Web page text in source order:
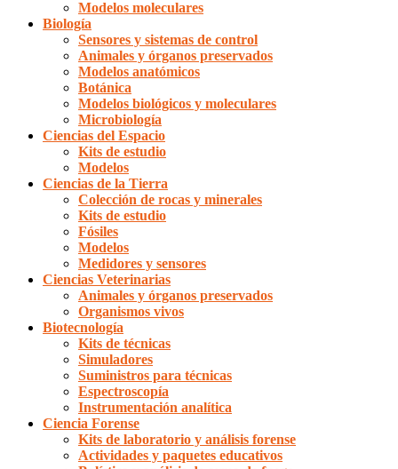
Modelos moleculares
Biología
Sensores y sistemas de control
Animales y órganos preservados
Modelos anatómicos
Botánica
Modelos biológicos y moleculares
Microbiología
Ciencias del Espacio
Kits de estudio
Modelos
Ciencias de la Tierra
Colección de rocas y minerales
Kits de estudio
Fósiles
Modelos
Medidores y sensores
Ciencias Veterinarias
Animales y órganos preservados
Organismos vivos
Biotecnología
Kits de técnicas
Simuladores
Suministros para técnicas
Espectroscopía
Instrumentación analítica
Ciencia Forense
Kits de laboratorio y análisis forense
Actividades y paquetes educativos